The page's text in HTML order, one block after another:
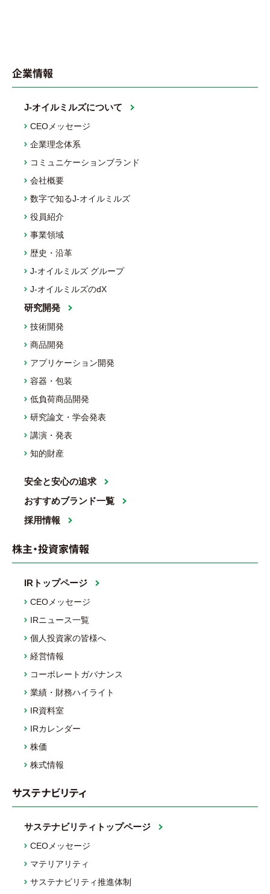
企業情報
J-オイルミルズについて
CEOメッセージ
企業理念体系
コミュニケーションブランド
会社概要
数字で知るJ-オイルミルズ
役員紹介
事業領域
歴史・沿革
J-オイルミルズ グループ
J-オイルミルズのdX
研究開発
技術開発
商品開発
アプリケーション開発
容器・包装
低負荷商品開発
研究論文・学会発表
講演・発表
知的財産
安全と安心の追求
おすすめブランド一覧
採用情報
株主・投資家情報
IRトップページ
CEOメッセージ
IRニュース一覧
個人投資家の皆様へ
経営情報
コーポレートガバナンス
業績・財務ハイライト
IR資料室
IRカレンダー
株価
株式情報
サステナビリティ
サステナビリティトップページ
CEOメッセージ
マテリアリティ
サステナビリティ推進体制